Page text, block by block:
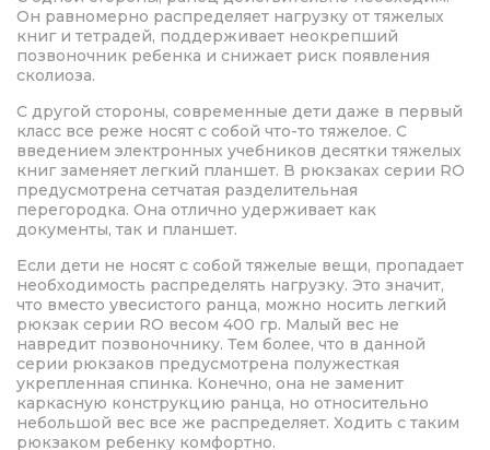
Он равномерно распределяет нагрузку от тяжелых
книг и тетрадей, поддерживает неокрепший
позвоночник ребенка и снижает риск появления
сколиоза.
С другой стороны, современные дети даже в первый
класс все реже носят с собой что-то тяжелое. С
введением электронных учебников десятки тяжелых
книг заменяет легкий планшет. В рюкзаках серии RO
предусмотрена сетчатая разделительная
перегородка. Она отлично удерживает как
документы, так и планшет.
Если дети не носят с собой тяжелые вещи, пропадает
необходимость распределять нагрузку. Это значит,
что вместо увесистого ранца, можно носить легкий
рюкзак серии RO весом 400 гр. Малый вес не
навредит позвоночнику. Тем более, что в данной
серии рюкзаков предусмотрена полужесткая
укрепленная спинка. Конечно, она не заменит
каркасную конструкцию ранца, но относительно
небольшой вес все же распределяет. Ходить с таким
рюкзаком ребенку комфортно.